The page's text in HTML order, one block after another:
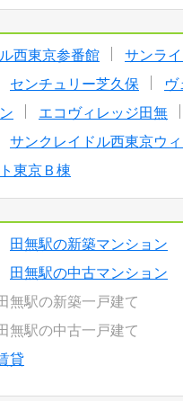
西東京参番館 サンラ
センチュリー芝久保 ヴ
エコヴィレッジ田無
サンクレイドル西東京ウ
東京Ｂ棟
田無駅の新築マンション
田無駅の中古マンション
無駅の新築一戸建て
無駅の中古一戸建て
貸